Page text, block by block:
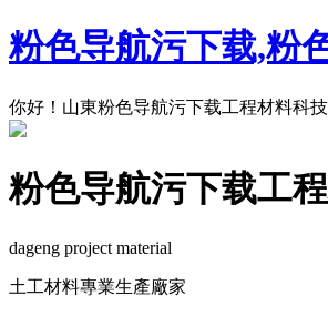
粉色导航污下载,粉
你好！山東粉色导航污下载工程材料科技
粉色导航污下载工
dageng project material
土工材料專業生產廠家